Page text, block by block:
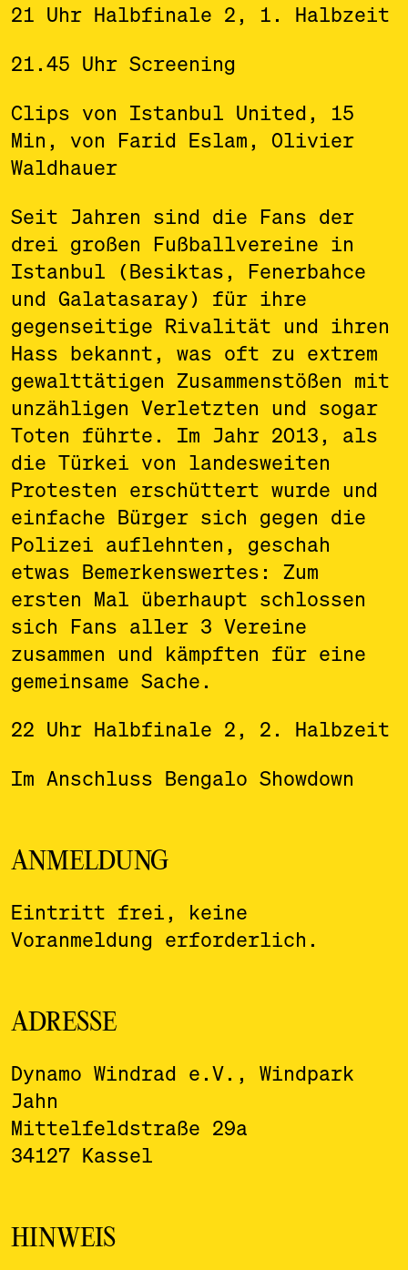
21 Uhr Halbfinale 2, 1. Halbzeit
21.45 Uhr Screening
Clips von Istanbul United, 15
Min, von Farid Eslam, Olivier
Waldhauer
Seit Jahren sind die Fans der
drei großen Fußballvereine in
Istanbul (Besiktas, Fenerbahce
und Galatasaray) für ihre
gegenseitige Rivalität und ihren
Hass bekannt, was oft zu extrem
gewalttätigen Zusammenstößen mit
unzähligen Verletzten und sogar
Toten führte. Im Jahr 2013, als
die Türkei von landesweiten
Protesten erschüttert wurde und
einfache Bürger sich gegen die
Polizei auflehnten, geschah
etwas Bemerkenswertes: Zum
ersten Mal überhaupt schlossen
sich Fans aller 3 Vereine
zusammen und kämpften für eine
gemeinsame Sache.
22 Uhr Halbfinale 2, 2. Halbzeit
Im Anschluss Bengalo Showdown
ANMELDUNG
Eintritt frei, keine
Voranmeldung erforderlich.
ADRESSE
Dynamo Windrad e.V., Windpark
Jahn
Mittelfeldstraße 29a
34127 Kassel
HINWEIS